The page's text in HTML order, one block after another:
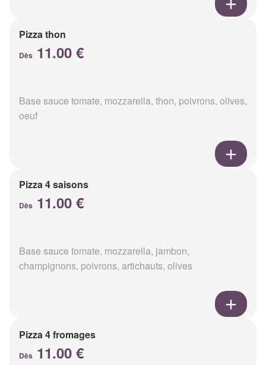
Pizza thon
Dès 11.00 €
Base sauce tomate, mozzarella, thon, poivrons, olives,
oeuf
Pizza 4 saisons
Dès 11.00 €
Base sauce tomate, mozzarella, jambon,
champignons, poivrons, artichauts, olives
Pizza 4 fromages
Dès 11.00 €